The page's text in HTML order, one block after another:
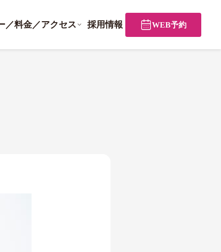
／料金／アクセス 採用情報 WEB予約